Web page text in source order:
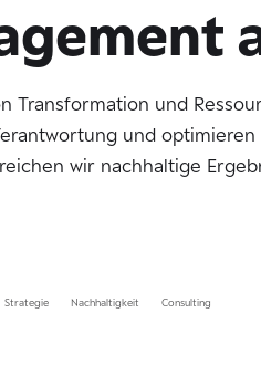
Transformation und
und
wir nachhaltige
Strategie Nachhaltigkeit Consulting